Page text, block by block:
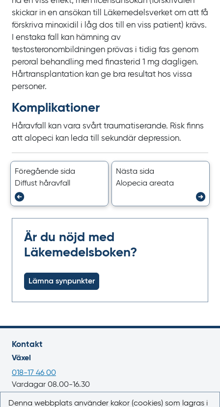
skickar in en ansökan till Läkemedelsverket om att få
förskriva minoxidil i låg dos till en viss patient) krävs.
I enstaka fall kan hämning av
testosteronombildningen prövas i tidig fas genom
peroral behandling med finasterid 1 mg dagligen.
Hårtransplantation kan ge bra resultat hos vissa
personer.
Komplikationer
Håravfall kan vara svårt traumatiserande. Risk finns
att alopeci kan leda till sekundär depression.
Föregående sida
Diffust håravfall
Nästa sida
Alopecia areata
Är du nöjd med
Läkemedelsboken?
Lämna synpunkter
Kontakt
Växel
018-17 46 00
Vardagar 08.00-16.30
E-post
Denna webbplats använder kakor (cookies) som lagras i